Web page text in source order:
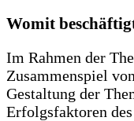
Womit
Im Rahmen der
Zusammenspiel
Gestaltung der
Erfolgsfaktoren